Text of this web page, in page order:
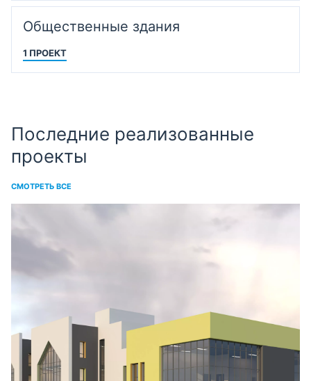
Общественные здания
1 ПРОЕКТ
Последние реализованные
проекты
СМОТРЕТЬ ВСЕ